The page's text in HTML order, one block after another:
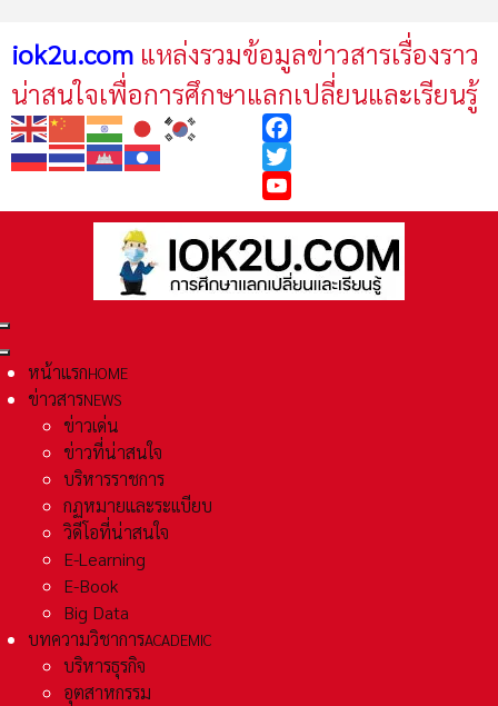
iok2u.com แหล่งรวมข้อมูลข่าวสารเรื่องราว
น่าสนใจเพื่อการศึกษาแลกเปลี่ยนและเรียนรู้
Facebook
Twitter
YouTube
หน้าแรกHOME
ข่าวสารNEWS
ข่าวเด่น
ข่าวที่น่าสนใจ
บริหารราชการ
กฏหมายและระเเบียบ
วิดีโอที่น่าสนใจ
E-Learning
E-Book
Big Data
บทความวิชาการACADEMIC
บริหารธุรกิจ
อุตสาหกรรม